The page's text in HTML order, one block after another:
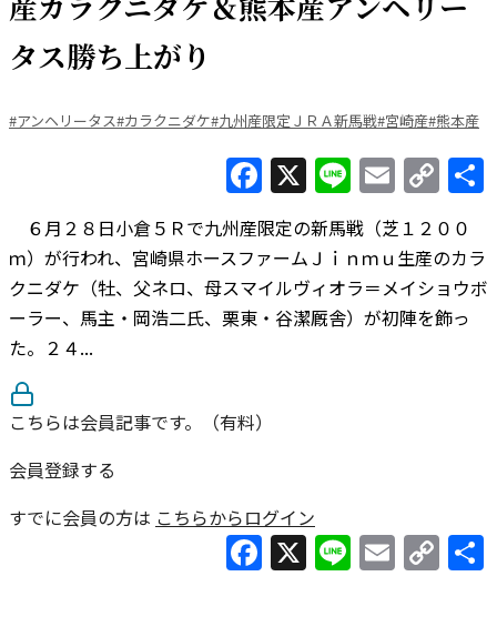
タス勝ち上がり
#アンヘリータス#カラクニダケ#九州産限定ＪＲＡ新馬戦#宮崎産#熊本産
Facebook
X LineEmail
６月２８日小倉５Ｒで九州産限定の新馬戦（芝１２００
ｍ）が行われ、宮崎県ホースファームＪｉｎｍｕ生産のカラ
クニダケ（牡、父ネロ、母スマイルヴィオラ＝メイショウボ
ーラー、馬主・岡浩二氏、栗東・谷潔厩舎）が初陣を飾っ
た。２４...
こちらは会員記事です。（有料）
会員登録する
すでに会員の方は こちらからログイン
Facebook
X LineEmail